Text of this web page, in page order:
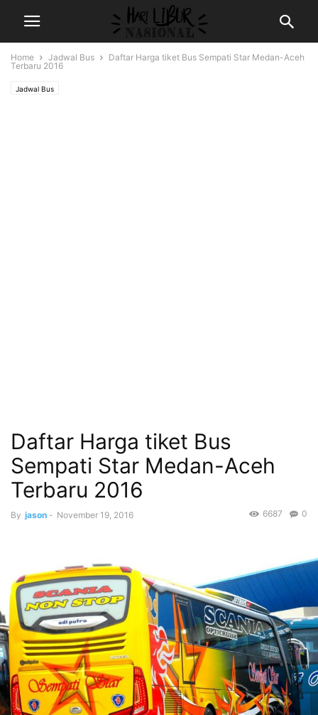
Home Jadwal Bus
Daftar Harga tiket Bus Sempati Star Medan-Aceh
Terbaru 2016
Jadwal Bus
Daftar Harga tiket Bus
Sempati Star Medan-Aceh
Terbaru 2016
By jason - November 19, 2016 0
6687